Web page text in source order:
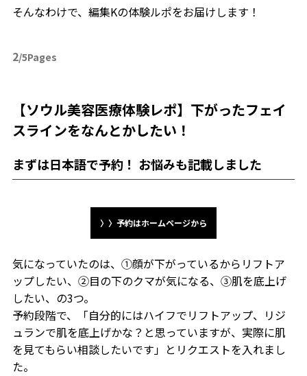
そんなわけで、編集Kの体験ルポをお届けします！
2/5Pages
【ソウル美容医療体験レポ】下がったフェイ
スラインをなんとかしたい！
まずは日本語で予約！ お悩みも記載しました
〉〉予約はホームページから
気になっていたのは、①顔が下がっているからリフトア
ップしたい、②目の下のクマが気になる、③肌を底上げ
したい、の3つ。
予約段階で、「自分的にはハイフでリフトアップ、リジ
ュランで肌を底上げかな？と思っていますが、実際に肌
を見てもらい相談したいです」とリクエストを入れまし
た。